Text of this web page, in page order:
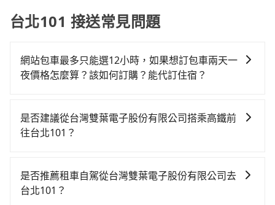
台北101 接送常見問題
網站包車最多只能選12小時，如果想訂包車兩天一
夜價格怎麼算？該如何訂購？能代訂住宿？
需要連續兩天的包車服務，可以在官網上分開預定兩天
的行程。另外，目前旅步只提供接送服務，暫不提供代
是否建議從台灣雙葉電子股份有限公司搭乘高鐵前
往台北101？
高鐵乘坐舒適、省時、較貴！從最早05:50一直到
22:10，左營-台北一天最多有89班次高鐵可搭乘。假設
是否推薦租車自駕從台灣雙葉電子股份有限公司去
台北101？